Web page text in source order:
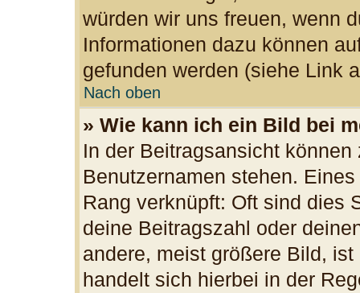
würden wir uns freuen, wenn
Informationen dazu können
gefunden werden (siehe Link
Nach oben
» Wie kann ich ein Bild bei
In der Beitragsansicht
Benutzernamen stehen.
Rang verknüpft: Oft sind dies
deine Beitragszahl oder
andere, meist größere Bild, ist
handelt sich hierbei in der